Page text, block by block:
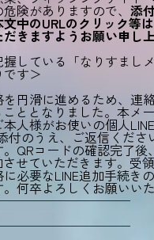
険がありますので、 添
中のURLのクリック等
きますようお願い申し上
している「なりすまし
す＞
円滑に進めるため、連
こととなりました。本メ
人様がお使いの個人
付のうえ、ご返信くださ
QRコードの確認完了後
せていただきます。受
必要なLINE追加手続き
何卒よろしくお願いいた